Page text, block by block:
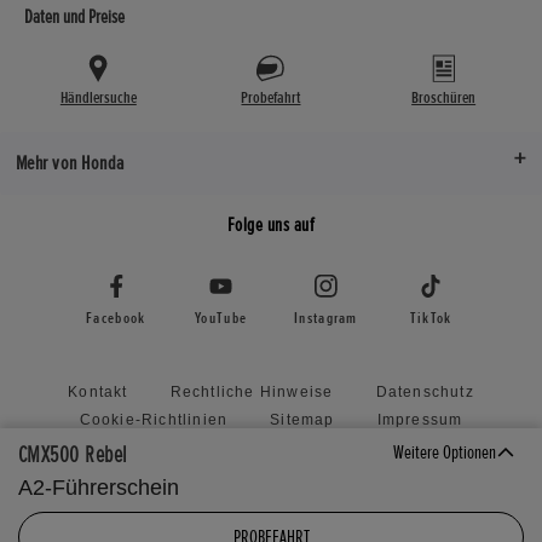
CMX500 Rebel
A2-Führerschein
Weitere Optionen
PROBEFAHRT
Sitzplätze
Felge vorne
16 x 3,00
Felge hinten
2
16 x 3,00
Felge hinten
Daten und Preise
Händlersuche Probefahrt Broschüren
Mehr von Honda
Folge uns auf
Facebook YouTube Instagram TikTok
Kontakt Rechtliche Hinweise
Datenschutz
Cookie-Richtlinien
Sitemap
Impressum
Richtlinie zu unaufgefordert eingereichten Vorschlägen
Honda RoadSync Connected Services and Products